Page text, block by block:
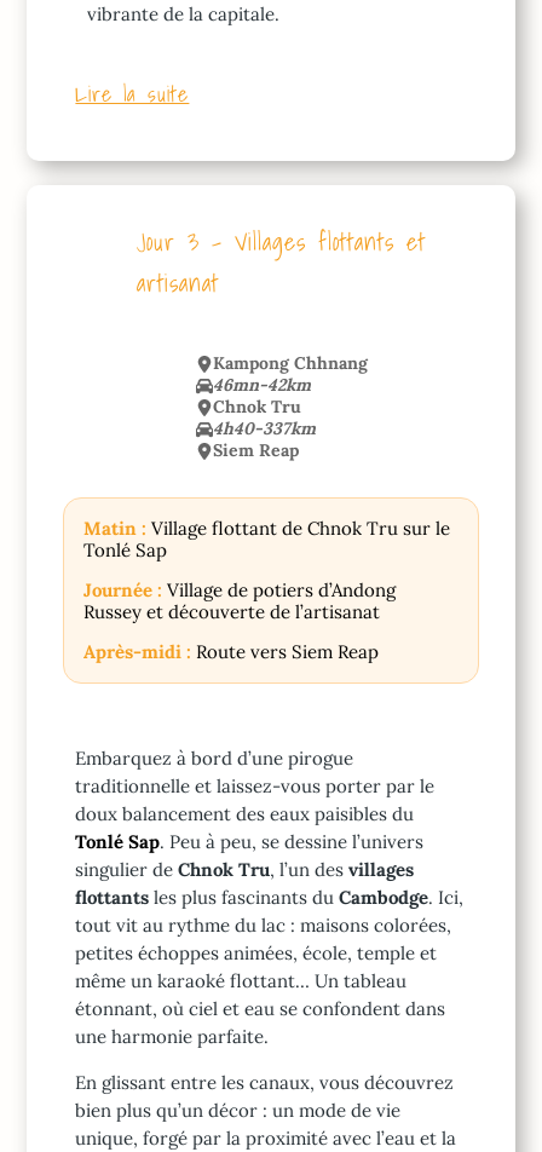
vibrante de la capitale.
Lire la suite
Jour 3 – Villages flottants et
artisanat
Kampong Chhnang
46mn-42km
Chnok Tru
4h40-337km
Siem Reap
Matin : Village flottant de Chnok Tru sur le
Tonlé Sap
Journée : Village de potiers d’Andong
Russey et découverte de l’artisanat
Après-midi : Route vers Siem Reap
Embarquez à bord d’une pirogue
traditionnelle et laissez-vous porter par le
doux balancement des eaux paisibles du
Tonlé Sap. Peu à peu, se dessine l’univers
singulier deChnok Tru, l’un desvillages
flottants les plus fascinants duCambodge. Ici,
tout vit au rythme du lac : maisons colorées,
petites échoppes animées, école, temple et
même un karaoké flottant… Un tableau
étonnant, où ciel et eau se confondent dans
une harmonie parfaite.
En glissant entre les canaux, vous découvrez
bien plus qu’un décor : un mode de vie
unique, forgé par la proximité avec l’eau et la